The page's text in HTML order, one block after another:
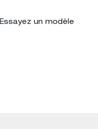
Essayez un modèle